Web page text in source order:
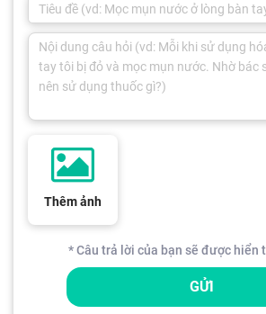
Thêm ảnh
* Câu trả lời của bạn sẽ được hiển
GỬI